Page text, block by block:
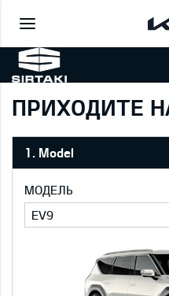
ПРИХОДИТЕ
1. Model
МОДЕЛЬ
EV9